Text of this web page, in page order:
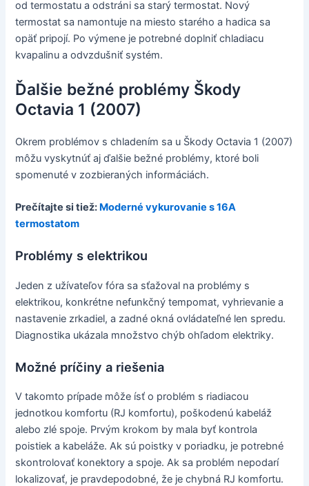
od termostatu a odstráni sa starý termostat. Nový
termostat sa namontuje na miesto starého a hadica sa
opäť pripojí. Po výmene je potrebné doplniť chladiacu
kvapalinu a odvzdušniť systém.
Ďalšie bežné problémy Škody
Octavia 1 (2007)
Okrem problémov s chladením sa u Škody Octavia 1 (2007)
môžu vyskytnúť aj ďalšie bežné problémy, ktoré boli
spomenuté v zozbieraných informáciách.
Prečítajte si tiež: Moderné vykurovanie s 16A
termostatom
Problémy s elektrikou
Jeden z užívateľov fóra sa sťažoval na problémy s
elektrikou, konkrétne nefunkčný tempomat, vyhrievanie a
nastavenie zrkadiel, a zadné okná ovládateľné len spredu.
Diagnostika ukázala množstvo chýb ohľadom elektriky.
Možné príčiny a riešenia
V takomto prípade môže ísť o problém s riadiacou
jednotkou komfortu (RJ komfortu), poškodenú kabeláž
alebo zlé spoje. Prvým krokom by mala byť kontrola
poistiek a kabeláže. Ak sú poistky v poriadku, je potrebné
skontrolovať konektory a spoje. Ak sa problém nepodarí
lokalizovať, je pravdepodobné, že je chybná RJ komfortu.